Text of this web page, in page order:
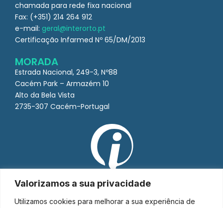
Valorizamos a sua privacidade
Utilizamos cookies para melhorar a sua experiência de
chamada para rede fixa nacional
Fax: (+351) 214 264 912
e-mail: geral@interorto.pt
Certificação Infarmed Nº 65/DM/2013
MORADA
Estrada Nacional, 249-3, Nº88
Cacém Park – Armazém 10
Alto da Bela Vista
2735-307 Cacém-Portugal